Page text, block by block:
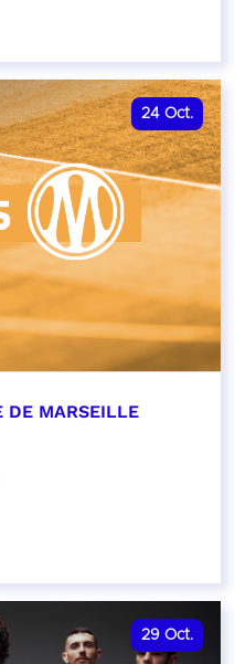
24 Oct.
DE MARSEILLE
29 Oct.